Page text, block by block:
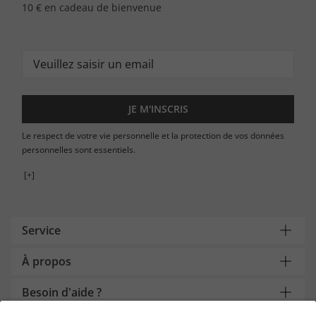
10 € en cadeau de bienvenue
JE M'INSCRIS
Le respect de votre vie personnelle et la protection de vos données
personnelles sont essentiels.
[+]
Service
À propos
Besoin d'aide ?